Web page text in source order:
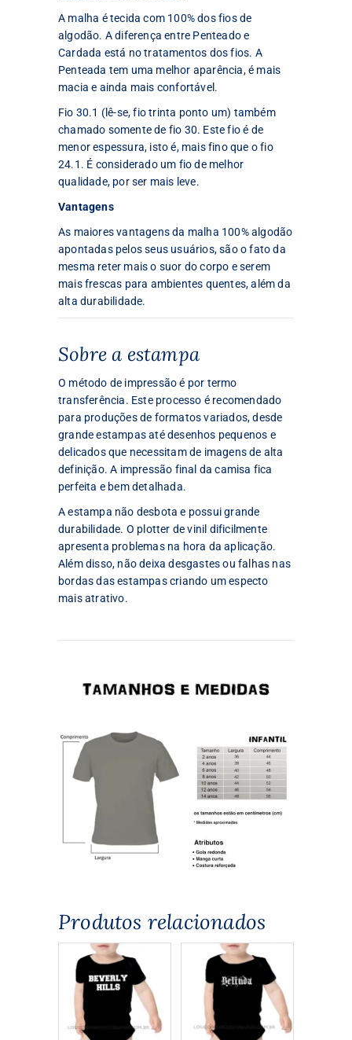
A malha é tecida com 100% dos fios de
algodão. A diferença entre Penteado e
Cardada está no tratamentos dos fios. A
Penteada tem uma melhor aparência, é mais
macia e ainda mais confortável.
Fio 30.1 (lê-se, fio trinta ponto um) também
chamado somente de fio 30. Este fio é de
menor espessura, isto é, mais fino que o fio
24.1. É considerado um fio de melhor
qualidade, por ser mais leve.
Vantagens
As maiores vantagens da malha 100% algodão
apontadas pelos seus usuários, são o fato da
mesma reter mais o suor do corpo e serem
mais frescas para ambientes quentes, além da
alta durabilidade.
Sobre a estampa
O método de impressão é por termo
transferência. Este processo é recomendado
para produções de formatos variados, desde
grande estampas até desenhos pequenos e
delicados que necessitam de imagens de alta
definição. A impressão final da camisa fica
perfeita e bem detalhada.
A estampa não desbota e possui grande
durabilidade. O plotter de vinil dificilmente
apresenta problemas na hora da aplicação.
Além disso, não deixa desgastes ou falhas nas
bordas das estampas criando um especto
mais atrativo.
Produtos relacionados